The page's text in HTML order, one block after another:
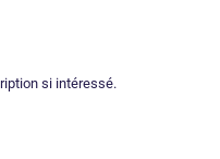
si intéressé.